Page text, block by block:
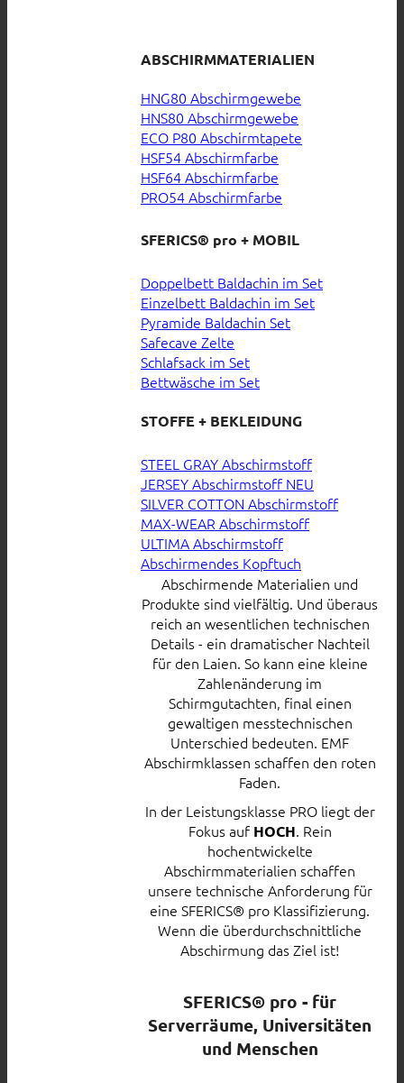
ABSCHIRMMATERIALIEN
HNG80 Abschirmgewebe
HNS80 Abschirmgewebe
ECO P80 Abschirmtapete
HSF54 Abschirmfarbe
HSF64 Abschirmfarbe
PRO54 Abschirmfarbe
SFERICS® pro + MOBIL
Doppelbett Baldachin im Set
Einzelbett Baldachin im Set
Pyramide Baldachin Set
Safecave Zelte
Schlafsack im Set
Bettwäsche im Set
STOFFE + BEKLEIDUNG
STEEL GRAY Abschirmstoff
JERSEY Abschirmstoff
SILVER COTTON Abschirmstoff
MAX-WEAR Abschirmstoff
ULTIMA Abschirmstoff
Abschirmendes Kopftuch
Abschirmende Materialien und
Produkte sind vielfältig. Und überaus
reich an wesentlichen technischen
Details - ein dramatischer Nachteil
für den Laien. So kann eine kleine
Zahlenänderung im
Schirmgutachten, final einen
gewaltigen messtechnischen
Unterschied bedeuten. EMF
Abschirmklassen schaffen den roten
Faden.
In der Leistungsklasse PRO liegt der
Fokus auf HOCH. Rein
hochentwickelte
Abschirmmaterialien schaffen
unsere technische Anforderung für
eine SFERICS® pro Klassifizierung.
Wenn die überdurchschnittliche
Abschirmung das Ziel ist!
SFERICS® pro - für
Serverräume, Universitäten
und Menschen